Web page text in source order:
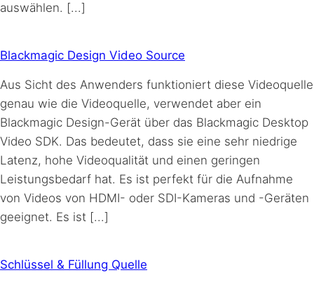
auswählen. [...]
Blackmagic Design Video Source
Aus Sicht des Anwenders funktioniert diese Videoquelle
genau wie die Videoquelle, verwendet aber ein
Blackmagic Design-Gerät über das Blackmagic Desktop
Video SDK. Das bedeutet, dass sie eine sehr niedrige
Latenz, hohe Videoqualität und einen geringen
Leistungsbedarf hat. Es ist perfekt für die Aufnahme
von Videos von HDMI- oder SDI-Kameras und -Geräten
geeignet. Es ist [...]
Schlüssel & Füllung Quelle